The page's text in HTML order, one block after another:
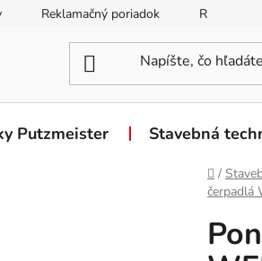
Reklamačný poriadok
Putzmeister Stavebná
Domov
/
čerpadlá